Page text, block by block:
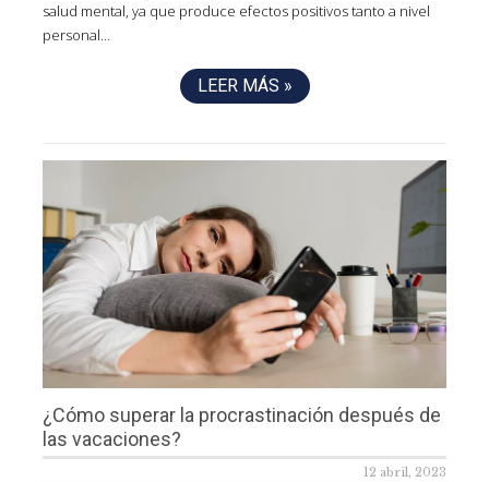
salud mental, ya que produce efectos positivos tanto a nivel
personal…
LEER MÁS »
¿Cómo superar la procrastinación después de
las vacaciones?
12 abril, 2023